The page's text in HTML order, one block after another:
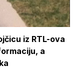
iz RTL-ova
a